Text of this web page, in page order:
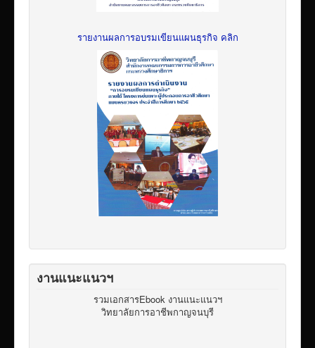
รายงานผลการอบรมเขียนแผนธุรกิจ คลิก
งานแนะแนวฯ
รวมเอกสารEbook งานแนะแนวฯ
วิทยาลัยการอาชีพกาญจนบุรี